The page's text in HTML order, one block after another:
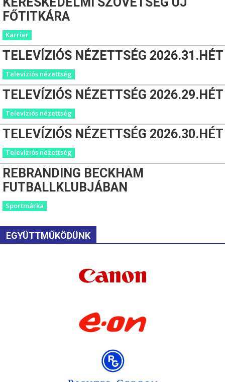
FŐTITKÁRA
Karrier
TELEVÍZIÓS NÉZETTSÉG 2026.31.HÉT
Televíziós nézettség
TELEVÍZIÓS NÉZETTSÉG 2026.29.HÉT
Televíziós nézettség
TELEVÍZIÓS NÉZETTSÉG 2026.30.HÉT
Televíziós nézettség
REBRANDING BECKHAM
FUTBALLKLUBJÁBAN
Sportmárka
EGYÜTTMŰKÖDÜNK